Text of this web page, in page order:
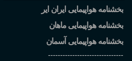
بخشنامه هواپیمایی ایران ایر
بخشنامه هواپیمایی ماهان
بخشنامه هواپیمایی آسمان
-------------------------------